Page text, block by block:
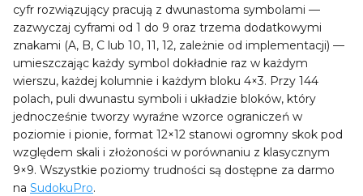
cyfr rozwiązujący pracują z dwunastoma symbolami —
zazwyczaj cyframi od 1 do 9 oraz trzema dodatkowymi
znakami (A, B, C lub 10, 11, 12, zależnie od implementacji) —
umieszczając każdy symbol dokładnie raz w każdym
wierszu, każdej kolumnie i każdym bloku 4×3. Przy 144
polach, puli dwunastu symboli i układzie bloków, który
jednocześnie tworzy wyraźne wzorce ograniczeń w
poziomie i pionie, format 12×12 stanowi ogromny skok pod
względem skali i złożoności w porównaniu z klasycznym
9×9. Wszystkie poziomy trudności są dostępne za darmo
na SudokuPro.